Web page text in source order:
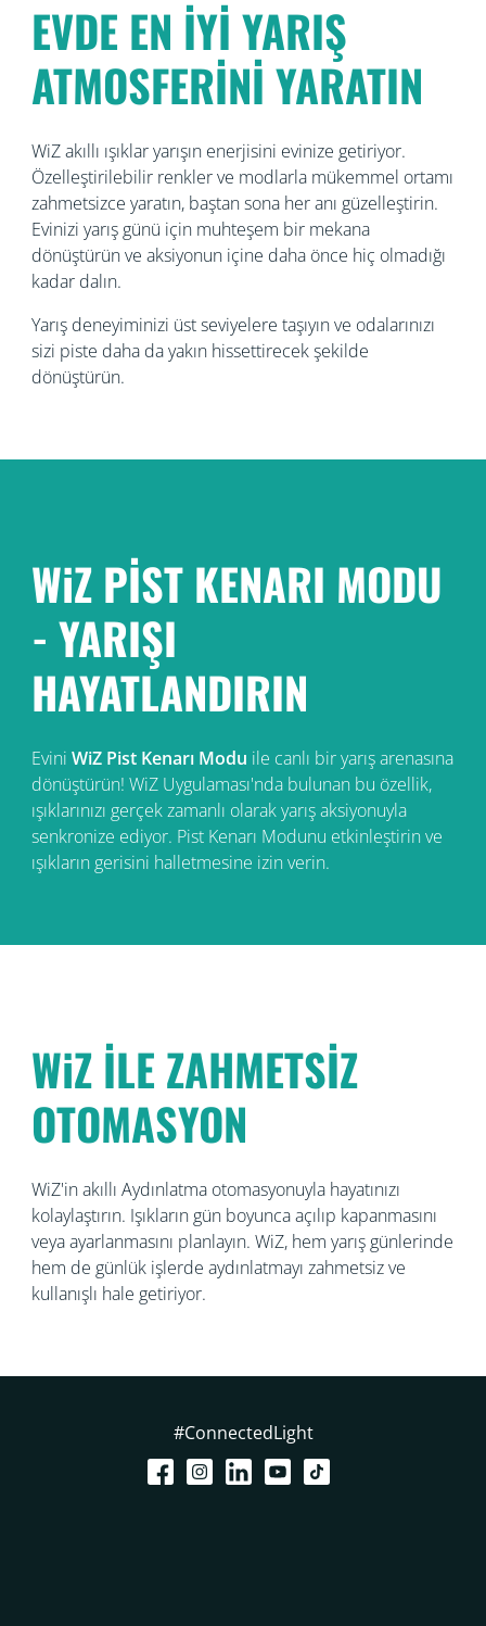
EVDE EN İYİ YARIŞ
ATMOSFERİNİ YARATIN
WiZ akıllı ışıklar yarışın enerjisini evinize getiriyor.
Özelleştirilebilir renkler ve modlarla mükemmel ortamı
zahmetsizce yaratın, baştan sona her anı güzelleştirin.
Evinizi yarış günü için muhteşem bir mekana
dönüştürün ve aksiyonun içine daha önce hiç olmadığı
kadar dalın.
Yarış deneyiminizi üst seviyelere taşıyın ve odalarınızı
sizi piste daha da yakın hissettirecek şekilde
dönüştürün.
WiZ PİST KENARI MODU
- YARIŞI
HAYATLANDIRIN
Evini WiZ Pist Kenarı Modu ile canlı bir yarış arenasına
dönüştürün! WiZ Uygulaması'nda bulunan bu özellik,
ışıklarınızı gerçek zamanlı olarak yarış aksiyonuyla
senkronize ediyor. Pist Kenarı Modunu etkinleştirin ve
ışıkların gerisini halletmesine izin verin.
WiZ İLE ZAHMETSİZ
OTOMASYON
WiZ'in akıllı Aydınlatma otomasyonuyla hayatınızı
kolaylaştırın. Işıkların gün boyunca açılıp kapanmasını
veya ayarlanmasını planlayın. WiZ, hem yarış günlerinde
hem de günlük işlerde aydınlatmayı zahmetsiz ve
kullanışlı hale getiriyor.
#ConnectedLight